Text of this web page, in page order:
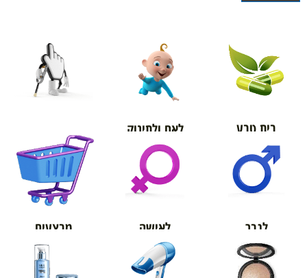
בית טבע לאם ולתינוק
אורטופדיה
לגבר לאישה מבצעים